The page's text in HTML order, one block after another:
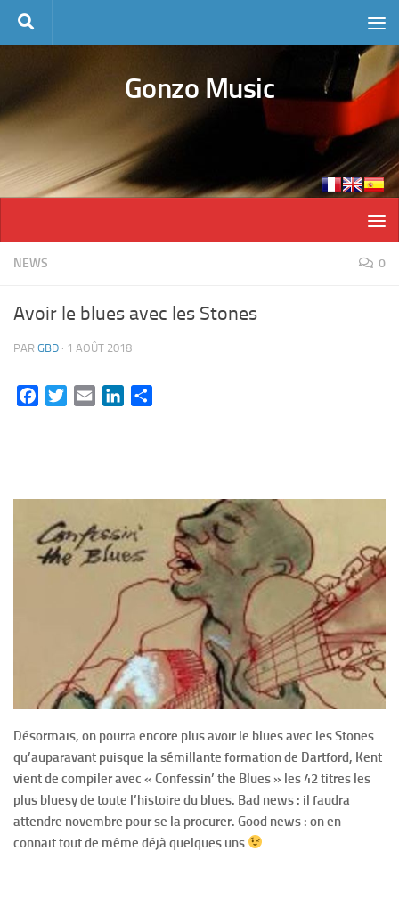
Skip to content
Gonzo Music
NEWS 0
Avoir le blues avec les Stones
PAR GBD · 1 AOÛT 2018
FacebookTwitterEmail LinkedIn
Désormais, on pourra encore plus avoir le blues avec les Stones
qu’auparavant puisque la sémillante formation de Dartford, Kent
vient de compiler avec « Confessin’ the Blues » les 42 titres les
plus bluesy de toute l’histoire du blues. Bad news : il faudra
attendre novembre pour se la procurer. Good news : on en
connait tout de même déjà quelques uns